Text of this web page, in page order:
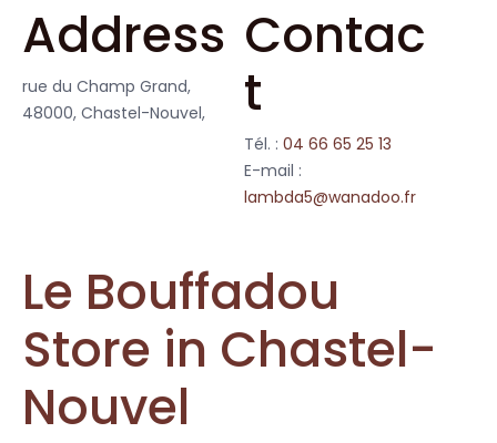
Address
rue du Champ Grand,
48000, Chastel-Nouvel,
Contac
t
Tél. : 04 66 65 25 13
E-mail :
lambda5@wanadoo.fr
Le Bouffadou
Store in Chastel-
Nouvel